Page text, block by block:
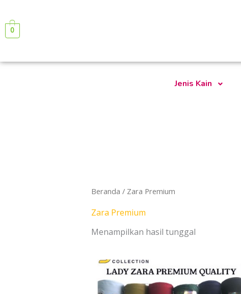
konten
0
Jenis Kain
Beranda / Zara Premium
Zara Premium
Menampilkan hasil tunggal